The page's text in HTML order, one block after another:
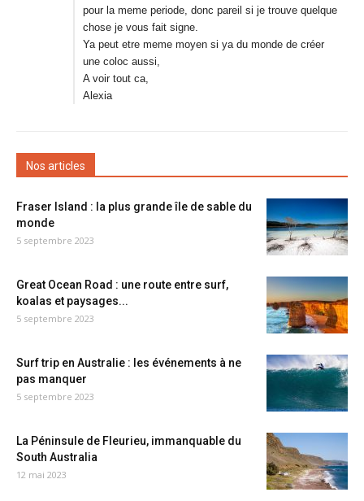
pour la meme periode, donc pareil si je trouve quelque
chose je vous fait signe.
Ya peut etre meme moyen si ya du monde de créer
une coloc aussi,
A voir tout ca,
Alexia
Nos articles
Fraser Island : la plus grande île de sable du
monde
5 septembre 2023
Great Ocean Road : une route entre surf,
koalas et paysages...
5 septembre 2023
Surf trip en Australie : les événements à ne
pas manquer
5 septembre 2023
La Péninsule de Fleurieu, immanquable du
South Australia
12 mai 2023